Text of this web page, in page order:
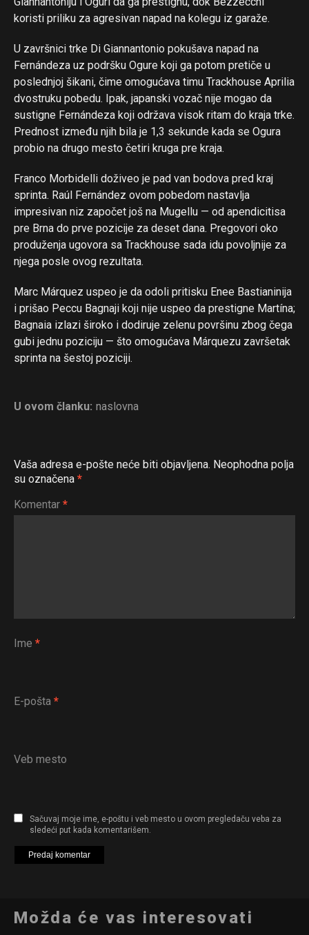
koristi priliku za agresivan napad na kolegu iz garaže.
U završnici trke Di Giannantonio pokušava napad na
Fernándeza uz podršku Ogure koji ga potom pretiče u
poslednjoj šikani, čime omogućava timu Trackhouse Aprilia
dvostruku pobedu. Ipak, japanski vozač nije mogao da
sustigne Fernándeza koji održava visok ritam do kraja trke.
Prednost između njih bila je 1,3 sekunde kada se Ogura
probio na drugo mesto četiri kruga pre kraja.
Franco Morbidelli doživeo je pad van bodova pred kraj
sprinta. Raúl Fernández ovom pobedom nastavlja
impresivan niz započet još na Mugellu — od apendicitisa
pre Brna do prve pozicije za deset dana. Pregovori oko
produženja ugovora sa Trackhouse sada idu povoljnije za
njega posle ovog rezultata.
Marc Márquez uspeo je da odoli pritisku Enee Bastianinija
i prišao Peccu Bagnaji koji nije uspeo da prestigne Martína;
Bagnaia izlazi široko i dodiruje zelenu površinu zbog čega
gubi jednu poziciju — što omogućava Márquezu završetak
sprinta na šestoj poziciji.
U ovom članku: naslovna
Vaša adresa e-pošte neće biti objavljena. Neophodna polja
su označena *
Komentar *
Ime *
E-pošta *
Veb mesto
Sačuvaj moje ime, e-poštu i veb mesto u ovom pregledaču veba za
sledeći put kada komentarišem.
Možda će vas interesovati
Flipboard